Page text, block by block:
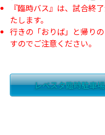
『臨時バス』は、試合終
たします。
行きの「おりば」と帰り
すのでご注意ください。
レベスタ臨時駐車